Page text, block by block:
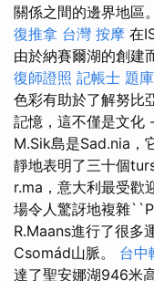
關係之間的邊界地區。
復推拿 台灣 按摩 在
由於納賽爾湖的創建
復師證照 記帳士 題庫
色彩有助於了解努比
記憶，這不僅是文化
M.Sik島是Sad.nia，
靜地表明了三十個
r.ma，意大利最受歡
場令人驚訝地複雜
R.Maans進行了很多
Csomád山脈。 台中
達了聖安娜湖946米